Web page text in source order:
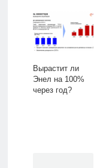
Вырастит ли
Энел на 100%
через год?